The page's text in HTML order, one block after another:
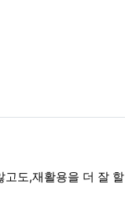
도,재활용을 더 잘 할